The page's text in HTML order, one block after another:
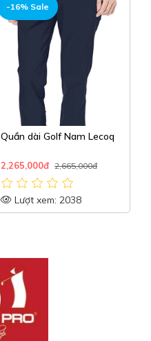
-16% Sale
Quần dài Golf Nam Lecoq
2,265,000đ 2,665,000đ
Lượt xem: 2038